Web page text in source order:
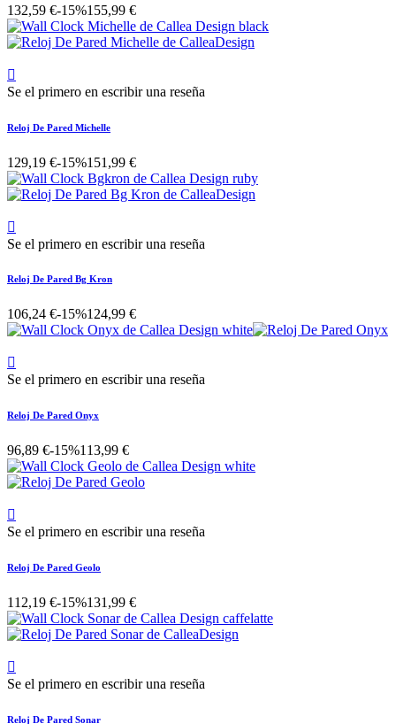
132,59 €-15%155,99 €

Se el primero en escribir una reseña
Reloj De Pared Michelle
129,19 €-15%151,99 €

Se el primero en escribir una reseña
Reloj De Pared Bg Kron
106,24 €-15%124,99 €

Se el primero en escribir una reseña
Reloj De Pared Onyx
96,89 €-15%113,99 €

Se el primero en escribir una reseña
Reloj De Pared Geolo
112,19 €-15%131,99 €

Se el primero en escribir una reseña
Reloj De Pared Sonar